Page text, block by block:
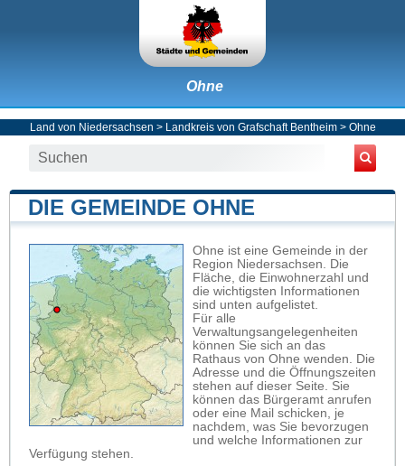
Ohne
Land von Niedersachsen > Landkreis von Grafschaft Bentheim> Ohne
DIE GEMEINDE OHNE
Ohne ist eine Gemeinde in der
Region Niedersachsen. Die
Fläche, die Einwohnerzahl und
die wichtigsten Informationen
sind unten aufgelistet.
Für alle
Verwaltungsangelegenheiten
können Sie sich an das
Rathaus von Ohne wenden. Die
Adresse und die Öffnungszeiten
stehen auf dieser Seite. Sie
können das Bürgeramt anrufen
oder eine Mail schicken, je
nachdem, was Sie bevorzugen
und welche Informationen zur
Verfügung stehen.